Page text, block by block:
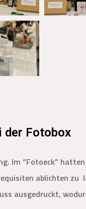
der Fotobox
Im “Fotoeck”
ablichten zu
ausgedruckt,